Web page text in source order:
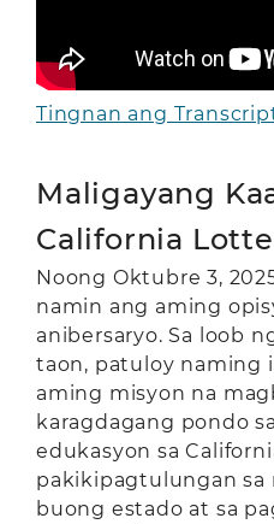
Tingnan ang
Maligayang
California
Noong Oktubre 3,
namin ang aming
anibersaryo. Sa loob
taon, patuloy naming
aming misyon na
karagdagang pondo
edukasyon sa
pakikipagtulungan sa
buong estado at sa